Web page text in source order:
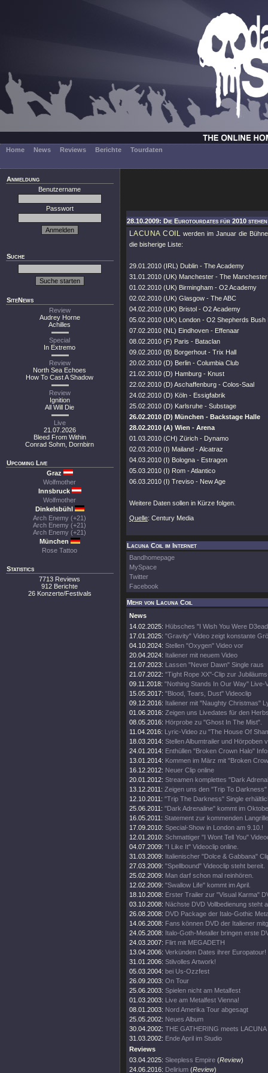
Home News Reviews Berichte Tourdaten
Anmeldung
Benutzername
Passwort
Suche
SiteNews
Review
Audrey Horne
Achilles
Special
In Extremo
Review
North Sea Echoes
How To Cast A Shadow
Review
Ignition
All Will Die
Live
21.07.2026
Bleed From Within
Conrad Sohm, Dornbirn
Upcoming Live
Graz
Wolfmother
Innsbruck
Wolfmother
Dinkelsbühl
Arch Enemy (+21)
Arch Enemy (+21)
Arch Enemy (+21)
München
Rose Tattoo
Statistics
7713 Reviews
912 Berichte
26 Konzerte/Festivals
28.10.2009: Die Eurotourdates für 2010
LACUNA COIL werden im Januar die
die bisherige Liste:
29.01.2010 (IRL) Dublin - The Academy
31.01.2010 (UK) Manchester - The
01.02.2010 (UK) Birmingham - O2 Academy
02.02.2010 (UK) Glasgow - The ABC
04.02.2010 (UK) Bristol - O2 Academy
05.02.2010 (UK) London - O2 Shepherds Bush
07.02.2010 (NL) Eindhoven - Effenaar
08.02.2010 (F) Paris - Bataclan
09.02.2010 (B) Borgerhout - Trix Hall
20.02.2010 (D) Berlin - Columbia Club
21.02.2010 (D) Hamburg - Knust
22.02.2010 (D) Aschaffenburg - Colos-Saal
24.02.2010 (D) Köln - Essigfabrik
25.02.2010 (D) Karlsruhe - Substage
26.02.2010 (D) München - Backstage Halle
28.02.2010 (A) Wien - Arena
01.03.2010 (CH) Zürich - Dynamo
02.03.2010 (I) Mailand - Alcatraz
04.03.2010 (I) Bologna - Estragon
05.03.2010 (I) Rom - Atlantico
06.03.2010 (I) Treviso - New Age
Weitere Daten sollen in Kürze folgen.
Quelle: Century Media
Lacuna Coil im Internet
Bandhomepage
MySpace
Twitter
Facebook
Mehr von Lacuna Coil
News
14.02.2025: Hübsches "I Wish You Were
17.01.2025: "Gravity" Video zeigt konstante
04.10.2024: Stellen "Oxygen" Video vor
20.04.2024: Italiener mit neuem Video
21.07.2023: Lassen "Never Dawn" Single raus
21.07.2022: "Tight Rope XX"-Clip zur
09.11.2018: "Nothing Stands In Our Way" Live-
15.05.2017: "Blood, Tears, Dust" Videoclip
09.12.2016: Italiener mit "Naughty Christmas"
01.06.2016: Zeigen uns Livedates für den
08.05.2016: Hörprobe zu "Ghost In The Mist".
11.04.2016: Lyric-Video zu "The House Of
18.03.2014: Stellen Albumtrailer und Hörpoben
24.01.2014: Enthüllen "Broken Crown Halo"
13.01.2014: Kommen im März mit "Broken
16.12.2012: Neuer Clip online
20.01.2012: Streamen komplettes "Dark
13.12.2011: Zeigen uns den "Trip To Darkness"
12.10.2011: "Trip The Darkness" Single
25.06.2011: "Dark Adrenaline" kommt im
16.05.2011: Statement zur kommenden Langrille
17.09.2010: Special-Show in London am 9.10.!
12.01.2010: Schmattiger "I Wont Tell You"
04.07.2009: "I Like It" Videoclip online.
31.03.2009: Italienischer "Dolce & Gabbana"
27.03.2009: "Spellbound" Videoclip steht bereit.
25.02.2009: Man darf schon mal reinhören.
12.02.2009: "Swallow Life" kommt im April.
18.10.2008: Erster Trailer zur "Visual Karma"
03.10.2008: Nächste DVD Vollbedienung steht
26.08.2008: DVD Package der Italo-Gothic
14.06.2008: Fans können DVD der Italiener
24.05.2008: Italo-Goth-Metaller bringen erste
24.03.2007: Flirt mit MEGADETH
13.04.2006: Verkünden Dates ihrer Europatour!
31.01.2006: Stilvolles Artwork!
05.03.2004: bei Us-Ozzfest
26.09.2003: On Tour
25.06.2003: Spielen nicht am Metalfest
01.03.2003: Live am Metalfest Vienna!
08.01.2003: Nord Amerika Tour abgesagt
25.05.2002: Neues Album
30.04.2002: THE GATHERING meets
31.03.2002: Ende April im Studio
Reviews
03.04.2025: Sleepless Empire (Review)
24.06.2016: Delirium (Review)